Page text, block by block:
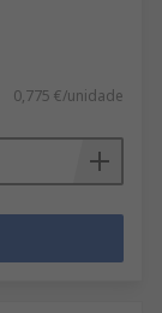
0,775 €/unidade